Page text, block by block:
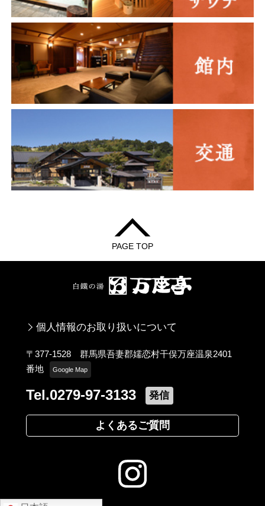
PAGE TOP
個人情報のお取り扱いについて
〒377-1528 群馬県吾妻郡嬬恋村干俣万座温泉2401
番地
Google Map
Tel.0279-97-3133 発信
よくあるご質問